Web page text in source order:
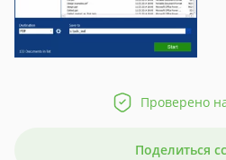
Проверено
Поделиться